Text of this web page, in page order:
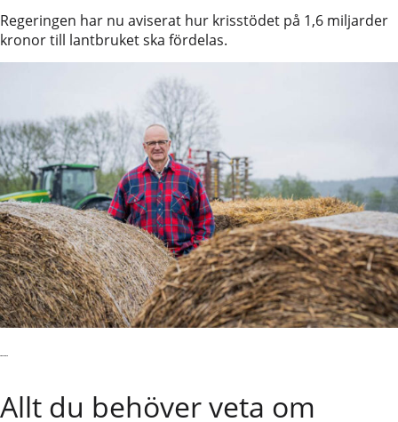
Regeringen har nu aviserat hur krisstödet på 1,6 miljarder
kronor till lantbruket ska fördelas.
Allt du behöver veta om